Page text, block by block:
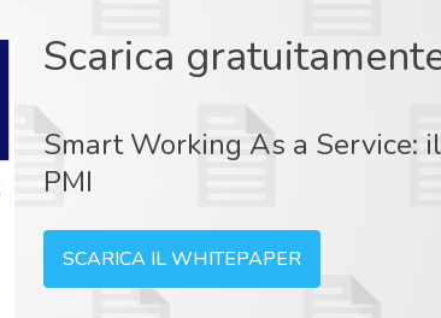
Scarica
Smart Working As a
PMI
SCARICA IL WHITEPAPER